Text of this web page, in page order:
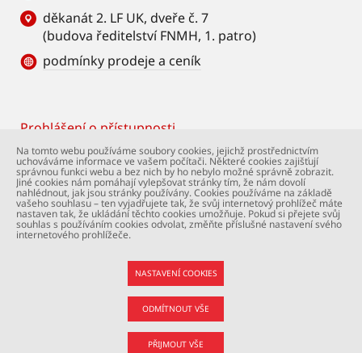
děkanát 2. LF UK, dveře č. 7
(budova ředitelství FNMH, 1. patro)
podmínky prodeje a ceník
Footer
Prohlášení o přístupnosti
© Univerzita Karlova – 2. lékařská fakulta. Všechna
práva vyhrazena. Foto: 2. LF a Shutterstock.com.
Podpora webu:webmaster@lfmotol.cuni.cz
Na tomto webu používáme soubory cookies, jejichž prostřednictvím
uchováváme informace ve vašem počítači. Některé cookies zajišťují
správnou funkci webu a bez nich by ho nebylo možné správně zobrazit.
Jiné cookies nám pomáhají vylepšovat stránky tím, že nám dovolí
nahlédnout, jak jsou stránky používány. Cookies používáme na základě
vašeho souhlasu – ten vyjadřujete tak, že svůj internetový prohlížeč máte
nastaven tak, že ukládání těchto cookies umožňuje. Pokud si přejete svůj
souhlas s používáním cookies odvolat, změňte příslušné nastavení svého
internetového prohlížeče.
NASTAVENÍ COOKIES
ODMÍTNOUT VŠE
PŘIJMOUT VŠE